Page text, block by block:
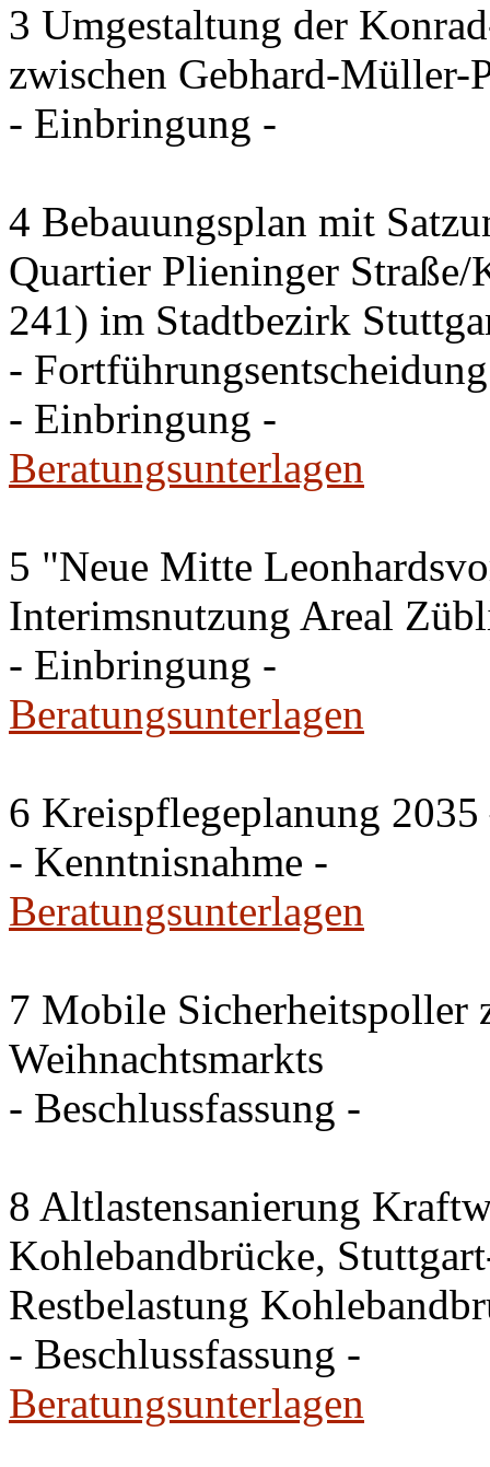
3 Umgestaltung der
zwischen Gebhard-Müller-
- Einbringung -
4 Bebauungsplan mit
Quartier Plieninger
241) im Stadtbezirk
- Fortführungsentscheidung
- Einbringung -
Beratungsunterlagen
5 "Neue Mitte
Interimsnutzung Areal
- Einbringung -
Beratungsunterlagen
6 Kreispflegeplanung
- Kenntnisnahme -
Beratungsunterlagen
7 Mobile Sicherheitspoller
Weihnachtsmarkts
- Beschlussfassung -
8 Altlastensanierung
Kohlebandbrücke,
Restbelastung
- Beschlussfassung -
Beratungsunterlagen